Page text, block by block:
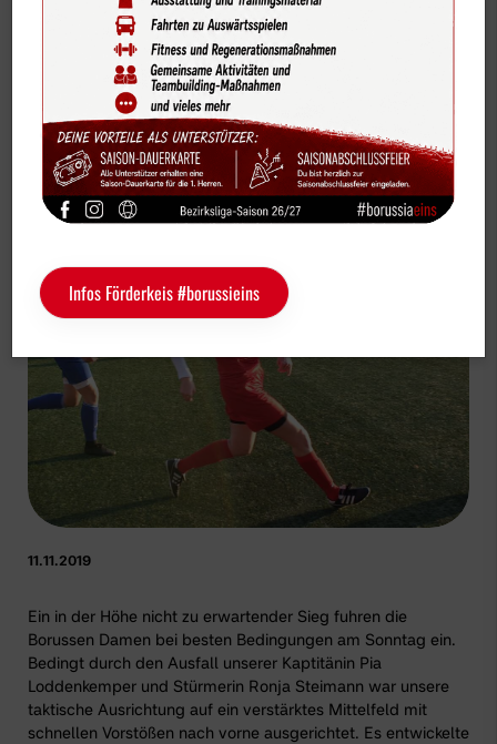
Vereinsnews 1. Damen
Klarer 4:0 Sieg im Spitzenspiel gegen
Ostenfelde
11.11.2019
Ein in der Höhe nicht zu erwartender Sieg fuhren die
Borussen Damen bei besten Bedingungen am Sonntag ein.
Bedingt durch den Ausfall unserer Kaptitänin Pia
Loddenkemper und Stürmerin Ronja Steimann war unsere
taktische Ausrichtung auf ein verstärktes Mittelfeld mit
schnellen Vorstößen nach vorne ausgerichtet. Es entwickelte
Bildergalerien
Vereinskalender
Sportdeutschland-News
Das LSB-Magazin "Wir im Sport"
Sponsoren
Kontakt
Schulengel Instagram YouTube
Infos Förderkeis #borussieins